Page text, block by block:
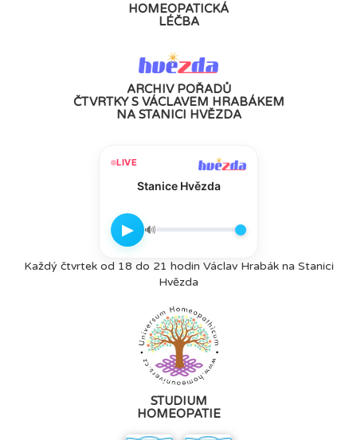
HOMEOPATICKÁ
LÉČBA
ARCHIV POŘADŮ
ČTVRTKY S VÁCLAVEM HRABÁKEM
NA STANICI HVĚZDA
LIVE
Stanice Hvězda
▶ 🔊
Každý čtvrtek od 18 do 21 hodin Václav Hrabák na Stanici
Hvězda
STUDIUM
HOMEOPATIE